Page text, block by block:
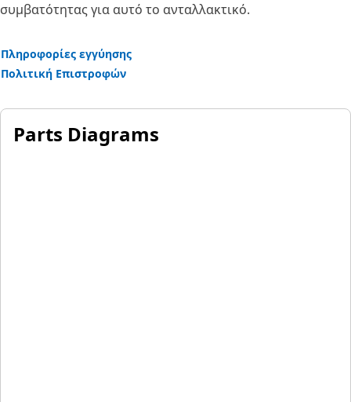
συμβατότητας για αυτό το ανταλλακτικό.
Πληροφορίες εγγύησης
Πολιτική Επιστροφών
Parts Diagrams